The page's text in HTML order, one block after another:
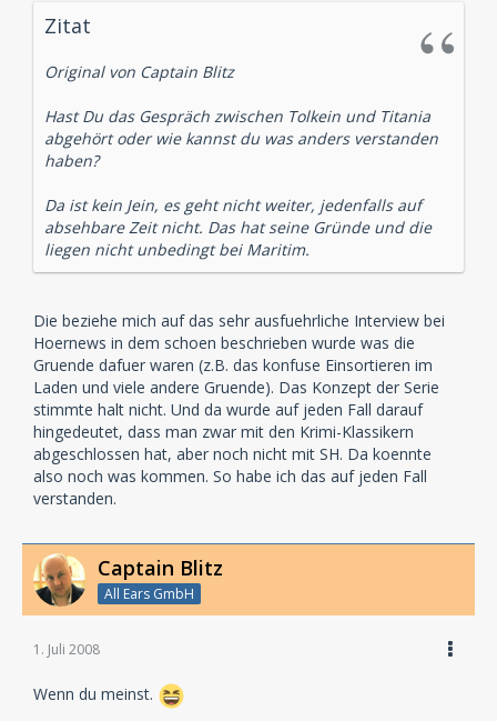
Zitat
Original von Captain Blitz
Hast Du das Gespräch zwischen Tolkein und Titania
abgehört oder wie kannst du was anders verstanden
haben?
Da ist kein Jein, es geht nicht weiter, jedenfalls auf
absehbare Zeit nicht. Das hat seine Gründe und die
liegen nicht unbedingt bei Maritim.
Die beziehe mich auf das sehr ausfuehrliche Interview bei
Hoernews in dem schoen beschrieben wurde was die
Gruende dafuer waren (z.B. das konfuse Einsortieren im
Laden und viele andere Gruende). Das Konzept der Serie
stimmte halt nicht. Und da wurde auf jeden Fall darauf
hingedeutet, dass man zwar mit den Krimi-Klassikern
abgeschlossen hat, aber noch nicht mit SH. Da koennte
also noch was kommen. So habe ich das auf jeden Fall
verstanden.
Captain Blitz
All Ears GmbH
1. Juli 2008
Wenn du meinst.